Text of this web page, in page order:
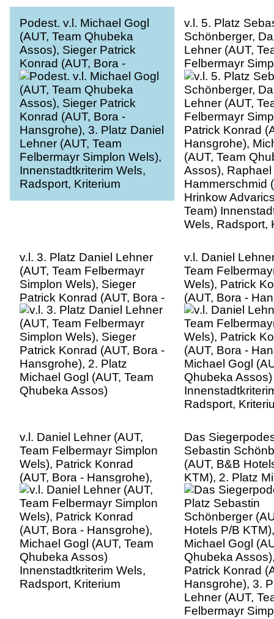
Podest. v.l. Michael Gogl
(AUT, Team Qhubeka
Assos), Sieger Patrick
Konrad (AUT, Bora -
Hansgrohe), 3. Platz Daniel
Lehner (AUT, Team
Felbermayr Simplon Wels),
Innenstadtkriterim Wels,
Radsport, Kriterium
v.l. 5. Platz
Schönberger,
Lehner (AUT,
Felbermayr
Patrick Konrad
Hansgrohe),
(AUT, Team
Assos), Raphael
Hammerschmid
Hrinkow
Team)
Wels, Radsport,
v.l. 3. Platz Daniel Lehner
(AUT, Team Felbermayr
Simplon Wels), Sieger
Patrick Konrad (AUT, Bora -
Hansgrohe), 2. Platz
Michael Gogl (AUT, Team
Qhubeka Assos)
v.l. Daniel
Team
Wels), Patrick
(AUT, Bora -
Michael Gogl
Qhubeka Assos)
Radsport,
v.l. Daniel Lehner (AUT,
Team Felbermayr Simplon
Wels), Patrick Konrad
(AUT, Bora - Hansgrohe),
Michael Gogl (AUT, Team
Qhubeka Assos)
Innenstadtkriterim Wels,
Radsport, Kriterium
Das
Sebastin
(AUT, B&B
KTM), 2. Platz
Gogl (AUT,
Assos), Sieger
Konrad (AUT,
Hansgrohe), 3.
Lehner (AUT,
Felbermayr
5. Platz Raphael
Hammerschmid
Hrinkow
Team)